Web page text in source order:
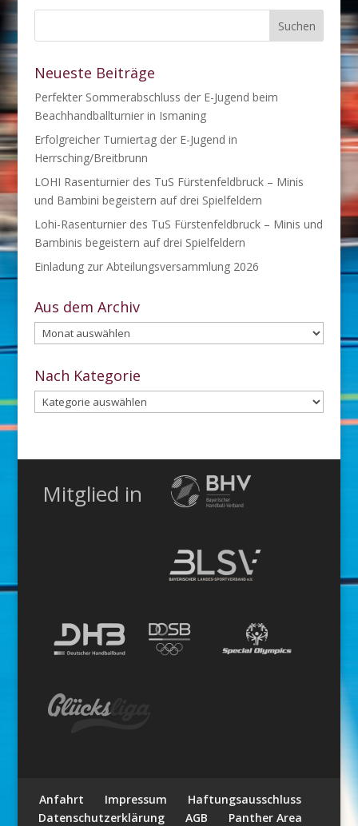
Neueste Beiträge
Perfekter Sommerabschluss der E-Jugend beim
Beachhandballturnier in Ismaning
Erfolgreicher Turniertag der E-Jugend in
Herrsching/Breitbrunn
LOHI Rasenturnier des TuS Fürstenfeldbruck – Minis
und Bambini begeistern auf drei Spielfeldern
Lohi-Rasenturnier des TuS Fürstenfeldbruck – Minis und
Bambinis begeistern auf drei Spielfeldern
Einladung zur Abteilungsversammlung 2026
Aus dem Archiv
Aus
dem
Archiv
Nach Kategorie
Nach
Kategorie
Mitglied in
Anfahrt Impressum
Haftungsausschluss
Datenschutzerklärung
AGB Panther Area